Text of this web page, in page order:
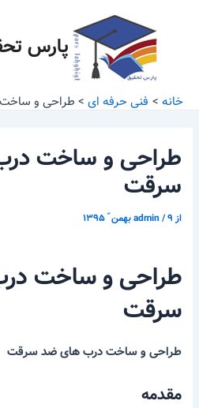
پارس
خانه فنی حرفه ای طراحی و
طراحی و ساخت
سرقت
از admin/۹ بهمن ّ ۱۳۹۵
طراحی و ساخت
سرقت
طراحی و ساخت درب های ضد سرقت
مقدمه